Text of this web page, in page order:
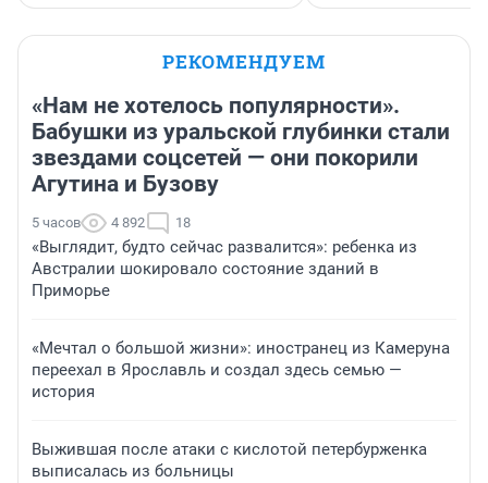
РЕКОМЕНДУЕМ
«Нам не хотелось популярности».
Бабушки из уральской глубинки стали
звездами соцсетей — они покорили
Агутина и Бузову
5 часов 4 892 18
«Выглядит, будто сейчас развалится»: ребенка из
Австралии шокировало состояние зданий в
Приморье
«Мечтал о большой жизни»: иностранец из Камеруна
переехал в Ярославль и создал здесь семью —
история
Выжившая после атаки с кислотой петербурженка
выписалась из больницы